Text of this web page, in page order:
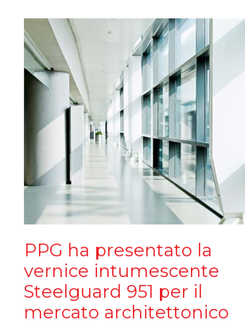
PPG ha presentato la
vernice intumescente
Steelguard 951 per il
mercato architettonico